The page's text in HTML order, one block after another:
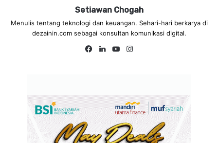
Setiawan Chogah
Menulis tentang teknologi dan keuangan. Sehari-hari berkarya di
dezainin.com sebagai konsultan komunikasi digital.
Fa
Lin
Yo